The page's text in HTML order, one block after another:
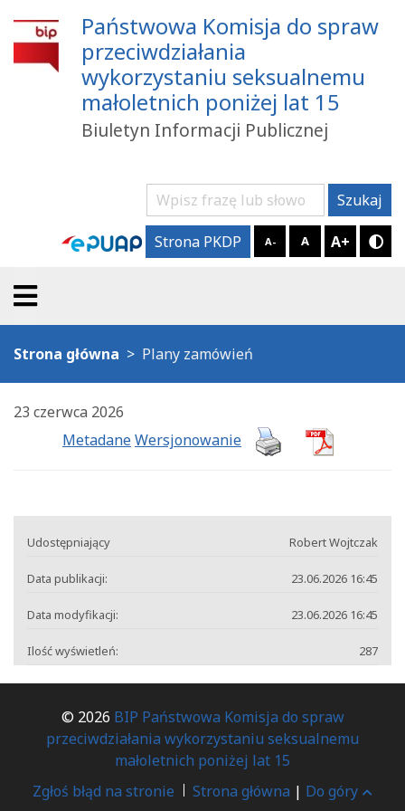
Państwowa Komisja do spraw
przeciwdziałania
wykorzystaniu seksualnemu
małoletnich poniżej lat 15
Biuletyn Informacji Publicznej
Szukaj Szukaj
Strona PKDP A- A A+
Strona główna Plany zamówień
23 czerwca 2026
MetadaneWersjonowanie
Udostępniający Robert Wojtczak
Data publikacji: 23.06.2026 16:45
Data modyfikacji: 23.06.2026 16:45
Ilość wyświetleń: 287
© 2026 BIP Państwowa Komisja do spraw
przeciwdziałania wykorzystaniu seksualnemu
małoletnich poniżej lat 15
Zgłoś błąd na stronie
Strona główna | Do góry